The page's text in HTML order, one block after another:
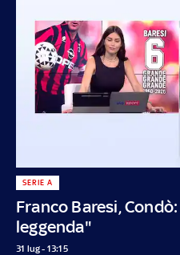
Franco Baresi,
leggenda"
SERIE A
31 lug - 13:15